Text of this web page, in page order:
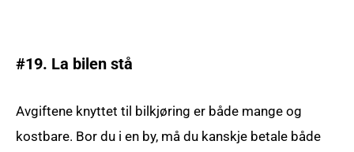
#19. La bilen stå
Avgiftene knyttet til bilkjøring er både mange og
kostbare. Bor du i en by, må du kanskje betale både